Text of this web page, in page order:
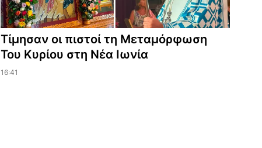
Τίμησαν οι πιστοί τη Μεταμόρφωση
Του Κυρίου στη Νέα Ιωνία
16:41